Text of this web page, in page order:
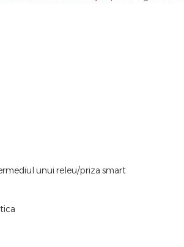
unui releu/priza smart